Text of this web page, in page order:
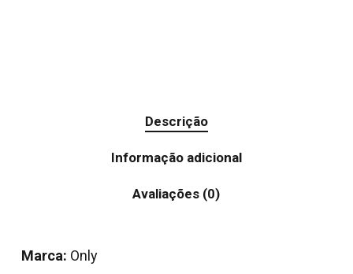
Descrição
Informação adicional
Avaliações (0)
Marca: Only